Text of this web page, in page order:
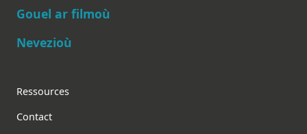
Gouel ar filmoù
Nevezioù
Footer
Ressources
Contact